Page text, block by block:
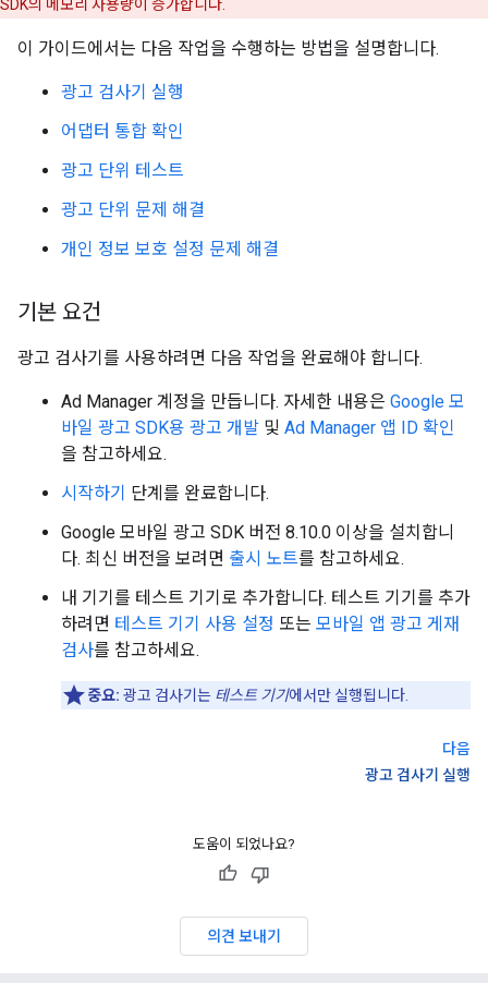
SDK의 메모리 사용량이 증가합니다.
이 가이드에서는 다음 작업을 수행하는 방법을 설명합니다.
광고 검사기 실행
어댑터 통합 확인
광고 단위 테스트
광고 단위 문제 해결
개인 정보 보호 설정 문제 해결
기본 요건
광고 검사기를 사용하려면 다음 작업을 완료해야 합니다.
Ad Manager 계정을 만듭니다. 자세한 내용은 Google 모
바일 광고 SDK용 광고 개발 및 Ad Manager 앱 ID 확인
을 참고하세요.
시작하기 단계를 완료합니다.
Google 모바일 광고 SDK 버전 8.10.0 이상을 설치합니
다. 최신 버전을 보려면 출시 노트를 참고하세요.
내 기기를 테스트 기기로 추가합니다. 테스트 기기를 추가
하려면 테스트 기기 사용 설정 또는 모바일 앱 광고 게재
검사를 참고하세요.
중요: 광고 검사기는 테스트 기기에서만 실행됩니다.
다음
광고 검사기 실행
도움이 되었나요?
의견 보내기